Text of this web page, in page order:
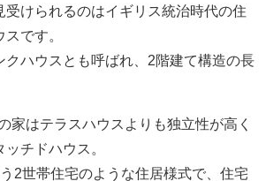
受けられるのはイギリス統治時代の住
です。
クハウスとも呼ばれ、2階建て構造の長
家はテラスハウスよりも独立性が高く
チドハウス。
2世帯住宅のような住居様式で、住宅